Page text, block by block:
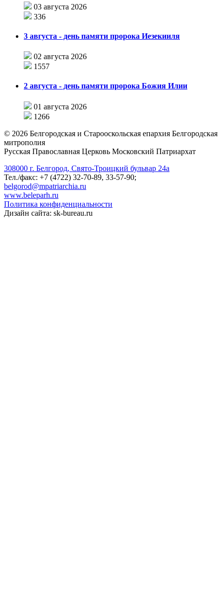
03 августа 2026
336
3 августа - день памяти пророка Иезекииля
02 августа 2026
1557
2 августа - день памяти пророка Божия Илии
01 августа 2026
1266
© 2026 Белгородская и Старооскольская епархия Белгородская
митрополия
Русская Православная Церковь Московский Патриархат
308000 г. Белгород, Свято-Троицкий бульвар 24а
Тел./факс: +7 (4722) 32-70-89, 33-57-90;
belgorod@mpatriarchia.ru
www.beleparh.ru
Политика конфиденциальности
Дизайн сайта: sk-bureau.ru